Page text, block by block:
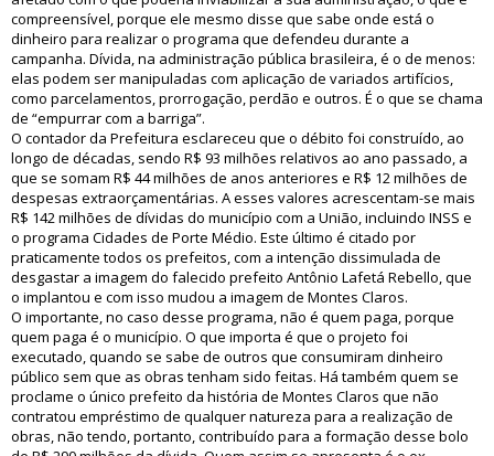
compreensível, porque ele mesmo disse que sabe onde está o
dinheiro para realizar o programa que defendeu durante a
campanha. Dívida, na administração pública brasileira, é o de menos:
elas podem ser manipuladas com aplicação de variados artifícios,
como parcelamentos, prorrogação, perdão e outros. É o que se chama
de “empurrar com a barriga”.
O contador da Prefeitura esclareceu que o débito foi construído, ao
longo de décadas, sendo R$ 93 milhões relativos ao ano passado, a
que se somam R$ 44 milhões de anos anteriores e R$ 12 milhões de
despesas extraorçamentárias. A esses valores acrescentam-se mais
R$ 142 milhões de dívidas do município com a União, incluindo INSS e
o programa Cidades de Porte Médio. Este último é citado por
praticamente todos os prefeitos, com a intenção dissimulada de
desgastar a imagem do falecido prefeito Antônio Lafetá Rebello, que
o implantou e com isso mudou a imagem de Montes Claros.
O importante, no caso desse programa, não é quem paga, porque
quem paga é o município. O que importa é que o projeto foi
executado, quando se sabe de outros que consumiram dinheiro
público sem que as obras tenham sido feitas. Há também quem se
proclame o único prefeito da história de Montes Claros que não
contratou empréstimo de qualquer natureza para a realização de
obras, não tendo, portanto, contribuído para a formação desse bolo